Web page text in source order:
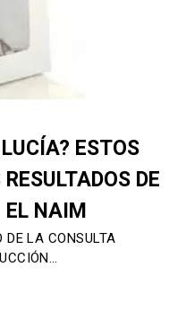
ESTOS
DE
EL NAIM
DE LA CONSULTA